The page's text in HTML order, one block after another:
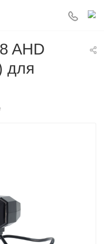
AHD
для